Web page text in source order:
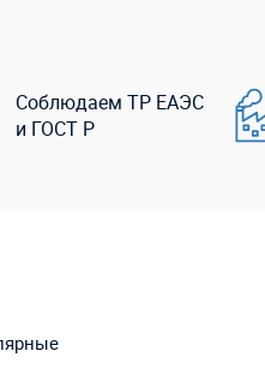
Соблюдаем ТР ЕАЭС
и ГОСТ Р